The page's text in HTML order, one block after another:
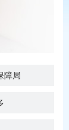
障局
人局